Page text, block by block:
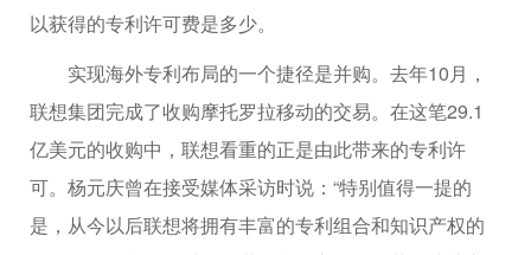
以获得的专利许可费是多少。
实现海外专利布局的一个捷径是并购。去年10月，
联想集团完成了收购摩托罗拉移动的交易。在这笔29.1
亿美元的收购中，联想看重的正是由此带来的专利许
可。杨元庆曾在接受媒体采访时说：“特别值得一提的
是，从今以后联想将拥有丰富的专利组合和知识产权的